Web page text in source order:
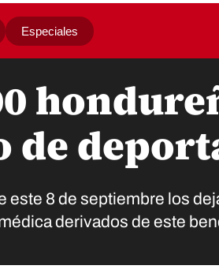
Especiales
de
8 de septiembre los
derivados de este